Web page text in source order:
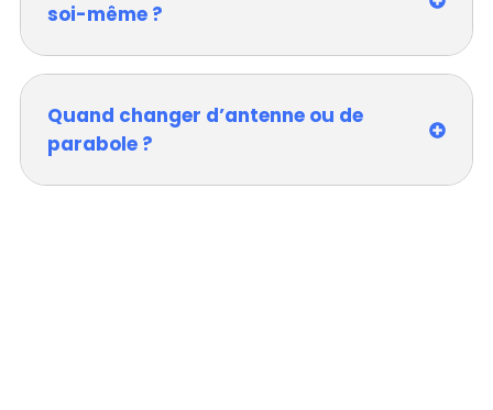
soi-même ?
Quand changer d’antenne ou de
parabole ?